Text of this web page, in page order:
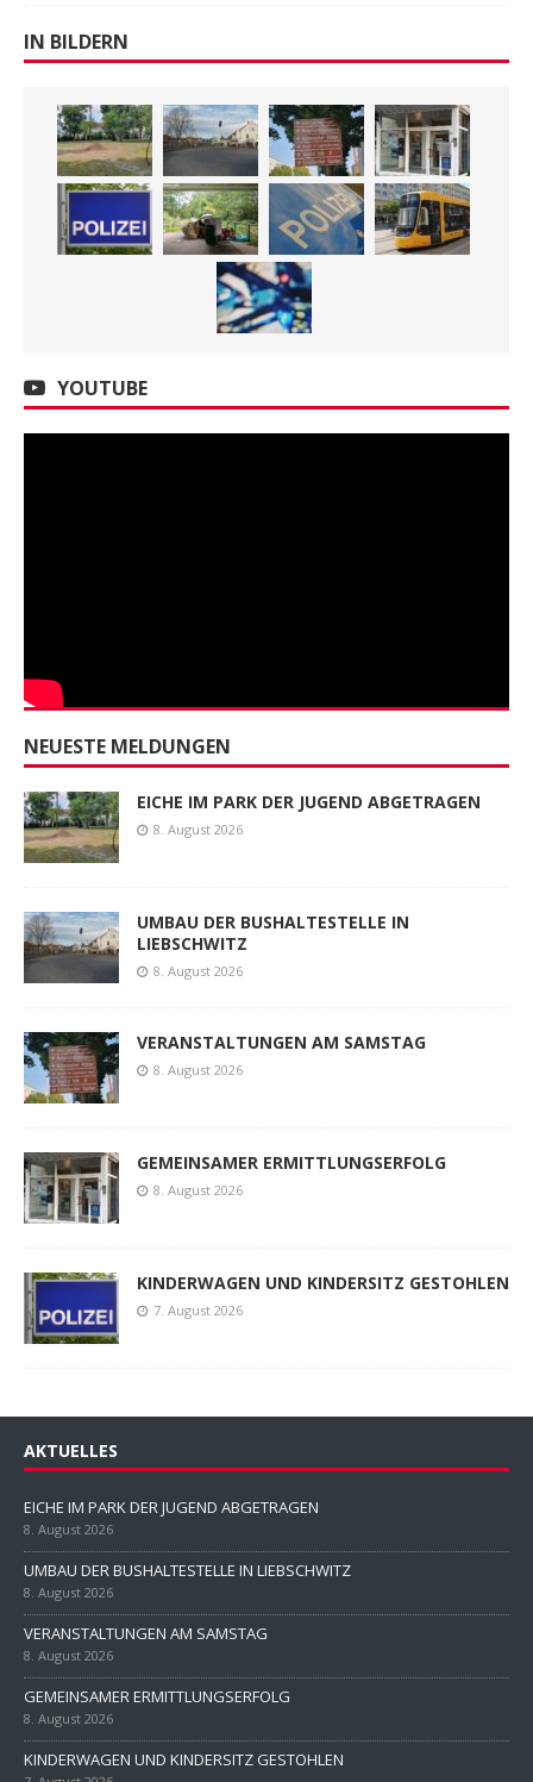
IN BILDERN
YOUTUBE
NEUESTE MELDUNGEN
EICHE IM PARK DER JUGEND ABGETRAGEN
8. August 2026
UMBAU DER BUSHALTESTELLE IN
LIEBSCHWITZ
8. August 2026
VERANSTALTUNGEN AM SAMSTAG
8. August 2026
GEMEINSAMER ERMITTLUNGSERFOLG
8. August 2026
KINDERWAGEN UND KINDERSITZ GESTOHLEN
7. August 2026
AKTUELLES
EICHE IM PARK DER JUGEND ABGETRAGEN
8. August 2026
UMBAU DER BUSHALTESTELLE IN LIEBSCHWITZ
8. August 2026
VERANSTALTUNGEN AM SAMSTAG
8. August 2026
GEMEINSAMER ERMITTLUNGSERFOLG
8. August 2026
KINDERWAGEN UND KINDERSITZ GESTOHLEN